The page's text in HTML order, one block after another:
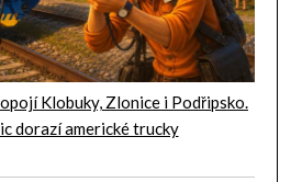
Klobuky, Zlonice i Podřipsko.
dorazí americké trucky